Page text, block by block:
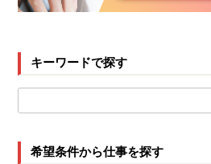
キーワードで探す
希望条件から仕事を探す